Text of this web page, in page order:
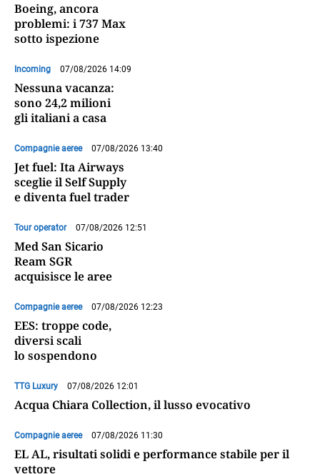
Boeing, ancora
problemi: i 737 Max
sotto ispezione
Incoming 07/08/2026 14:09
Nessuna vacanza:
sono 24,2 milioni
gli italiani a casa
Compagnie aeree 07/08/2026 13:40
Jet fuel: Ita Airways
sceglie il Self Supply
e diventa fuel trader
Tour operator 07/08/2026 12:51
Med San Sicario
Ream SGR
acquisisce le aree
Compagnie aeree 07/08/2026 12:23
EES: troppe code,
diversi scali
lo sospendono
TTG Luxury 07/08/2026 12:01
Acqua Chiara Collection, il lusso evocativo
Compagnie aeree 07/08/2026 11:30
EL AL, risultati solidi e performance stabile per il
vettore